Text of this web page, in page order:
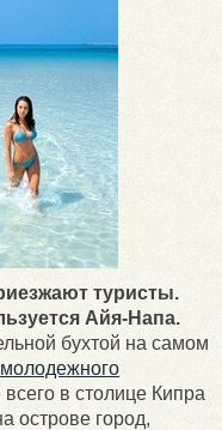
туристы.
Айя-Напа.
бухтой на самом
молодежного
в столице Кипра
острове город,